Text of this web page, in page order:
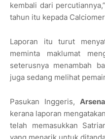
kembali dari
tahun itu kepada
Laporan itu turut
meminta maklumat
seterusnya menambah
juga sedang melihat
Pasukan Inggeris,
kerana laporan
telah memasukkan